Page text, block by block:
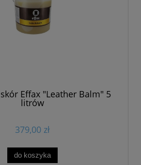
Effax "Leather Balm" 5
litrów
379,00 zł
do koszyka